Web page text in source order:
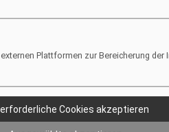
Plattformen zur Bereicherung der
erforderliche Cookies akzeptieren